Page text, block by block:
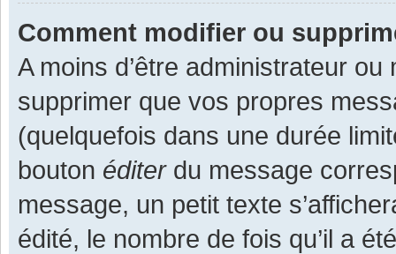
Comment modifier ou
A moins d’être administrateur
supprimer que vos propres
(quelquefois dans une durée
bouton éditerdu message
message, un petit texte
édité, le nombre de fois qu’il a